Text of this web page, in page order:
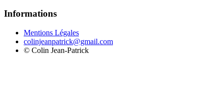
Informations
Mentions Légales
colinjeanpatrick@gmail.com
© Colin Jean-Patrick